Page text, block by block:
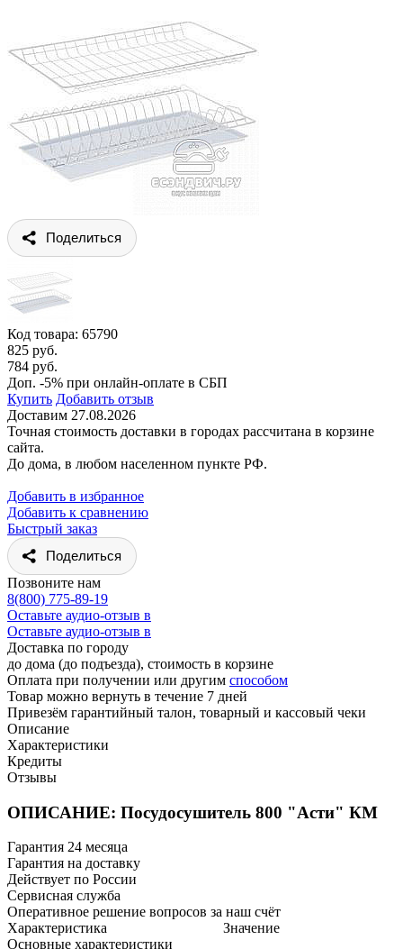
Поделиться
Код товара: 65790
825 руб.
784 руб.
Доп. -5% при онлайн-оплате в СБП
Купить Добавить отзыв
Доставим 27.08.2026
Точная стоимость доставки в городах рассчитана в корзине
сайта.
До дома, в любом населенном пункте РФ.
Добавить в избранное
Добавить к сравнению
Быстрый заказ
Поделиться
Позвоните нам
8(800) 775-89-19
Оставьте аудио-отзыв в
Оставьте аудио-отзыв в
Доставка по городу
до дома (до подъезда), стоимость в корзине
Оплата при получении или другим способом
Товар можно вернуть в течение 7 дней
Привезём гарантийный талон, товарный и кассовый чеки
Описание
Характеристики
Кредиты
Отзывы
ОПИСАНИЕ: Посудосушитель 800 "Асти" КМ
Гарантия 24 месяца
Гарантия на доставку
Действует по России
Сервисная служба
Оперативное решение вопросов за наш счёт
Характеристика
Значение
Основные характеристики